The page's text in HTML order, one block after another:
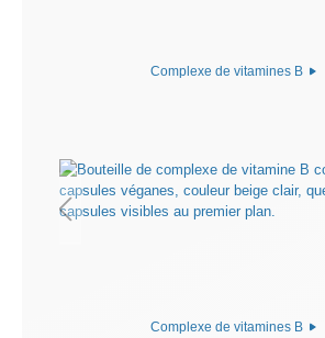
Complexe de vitamines B
Complexe de vitamines B